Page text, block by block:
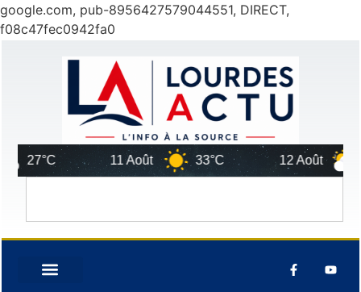
google.com, pub-8956427579044551, DIRECT,
f08c47fec0942fa0
27°C 11 Août 33°C 12 Août